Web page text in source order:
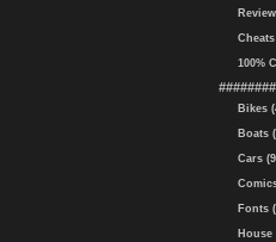
Cheats
100%
Bikes
Boats
Cars
Fonts
House